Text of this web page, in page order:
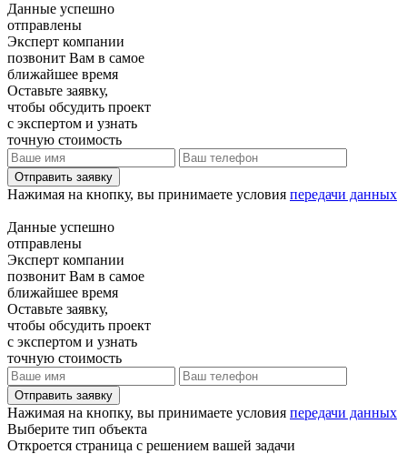
Данные успешно
отправлены
Эксперт компании
позвонит Вам в самое
ближайшее время
Оставьте заявку,
чтобы обсудить проект
с экспертом и узнать
точную стоимость
Отправить заявку
Нажимая на кнопку, вы принимаете условия передачи данных
Данные успешно
отправлены
Эксперт компании
позвонит Вам в самое
ближайшее время
Оставьте заявку,
чтобы обсудить проект
с экспертом и узнать
точную стоимость
Отправить заявку
Нажимая на кнопку, вы принимаете условия передачи данных
Выберите тип объекта
Откроется страница с решением вашей задачи